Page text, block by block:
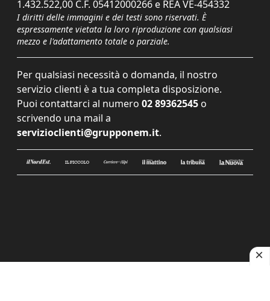
1.432.522,00 C.F. 05412000266 e REA VE-454332
I diritti delle immagini e dei testi sono riservati. È
espressamente vietata la loro riproduzione con qualsiasi
mezzo e l'adattamento totale o parziale.
Per qualsiasi necessità o domanda, il nostro
servizio clienti è a tua completa disposizione.
Puoi contattarci al numero 02 89362545 o
scrivendo una mail a
servizioclienti@grupponem.it.